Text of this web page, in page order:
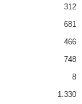
312
681
466
748
8
1.330